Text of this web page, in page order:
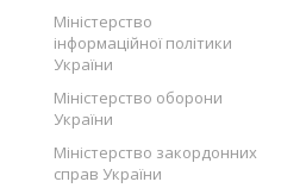
Міністерство
інформаційної політики
України
Міністерство оборони
України
Міністерство закордонних
справ України